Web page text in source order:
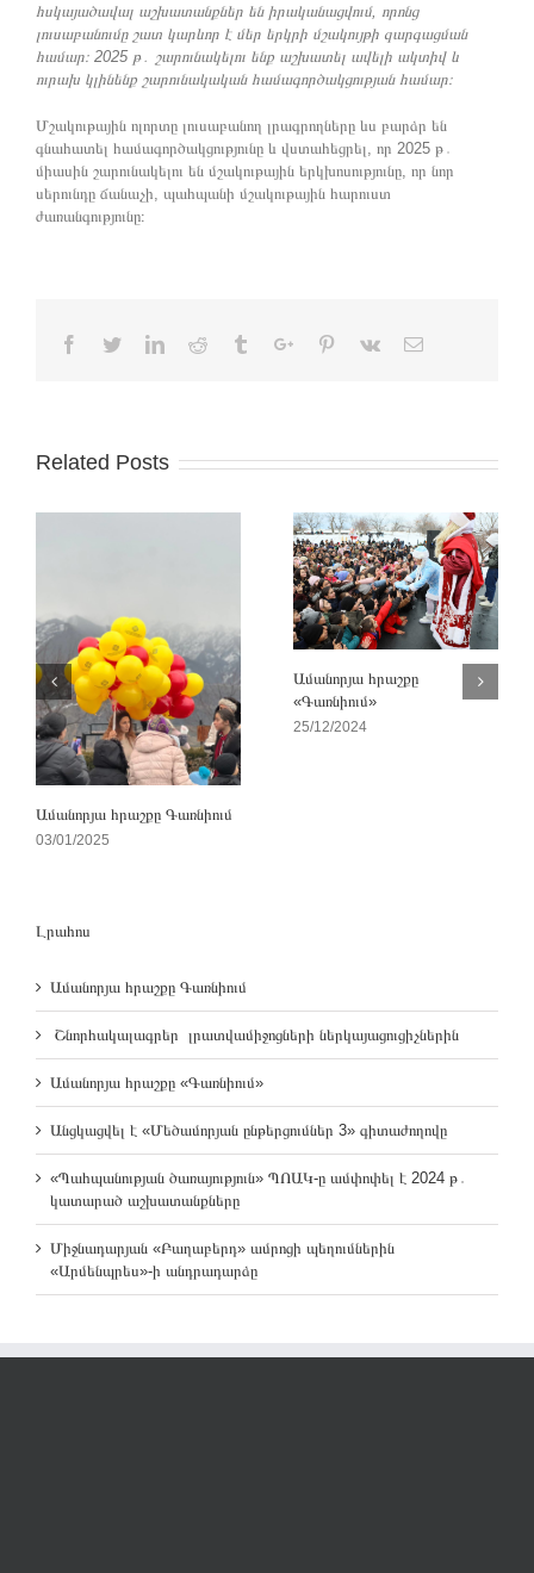
հսկայածավալ աշխատանքներ են իրականացվում, որոնց
լուսաբանումը շատ կարևոր է մեր երկրի մշակույթի զարգացման
համար։ 2025 թ․ շարունակելու ենք աշխատել ավելի ակտիվ և
ուրախ կլինենք շարունակական համագործակցության համար։
Մշակութային ոլորտը լուսաբանող լրագրողները ևս բարձր են
գնահատել համագործակցությունը և վստահեցրել, որ 2025 թ․
միասին շարունակելու են մշակութային երկխոսությունը, որ նոր
սերունդը ճանաչի, պահպանի մշակութային հարուստ
ժառանգությունը։
Facebook
TwitterLinkedinReddit TumblrGoogle+Pinterest
Vk Email
Related Posts
Ամանորյա հրաշքը Գառնիում
03/01/2025
Ամանորյա հրաշքը
«Գառնիում»
25/12/2024
Լրահոս
Ամանորյա հրաշքը Գառնիում
Շնորհակալագրեր լրատվամիջոցների ներկայացուցիչներին
Ամանորյա հրաշքը «Գառնիում»
Անցկացվել է «Մեծամորյան ընթերցումներ 3» գիտաժողովը
«Պահպանության ծառայություն» ՊՈԱԿ-ը ամփոփել է 2024 թ․
կատարած աշխատանքները
Միջնադարյան «Բաղաբերդ» ամրոցի պեղումներին
«Արմենպրես»-ի անդրադարձը